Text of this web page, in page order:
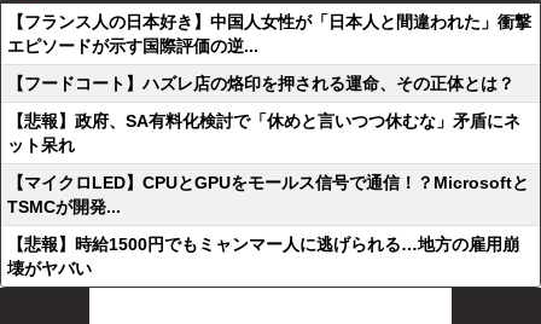
【フランス人の日本好き】中国人女性が「日本人と間違われた」衝撃
エピソードが示す国際評価の逆...
【フードコート】ハズレ店の烙印を押される運命、その正体とは？
【悲報】政府、SA有料化検討で「休めと言いつつ休むな」矛盾にネ
ット呆れ
【マイクロLED】CPUとGPUをモールス信号で通信！？Microsoftと
TSMCが開発...
【悲報】時給1500円でもミャンマー人に逃げられる…地方の雇用崩
壊がヤバい